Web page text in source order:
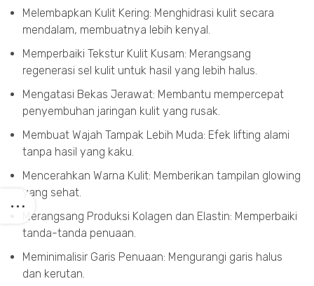
Melembapkan Kulit Kering: Menghidrasi kulit secara
mendalam, membuatnya lebih kenyal.
Memperbaiki Tekstur Kulit Kusam: Merangsang
regenerasi sel kulit untuk hasil yang lebih halus.
Mengatasi Bekas Jerawat: Membantu mempercepat
penyembuhan jaringan kulit yang rusak.
Membuat Wajah Tampak Lebih Muda: Efek lifting alami
tanpa hasil yang kaku.
Mencerahkan Warna Kulit: Memberikan tampilan glowing
yang sehat.
Merangsang Produksi Kolagen dan Elastin: Memperbaiki
tanda-tanda penuaan.
Meminimalisir Garis Penuaan: Mengurangi garis halus
dan kerutan.